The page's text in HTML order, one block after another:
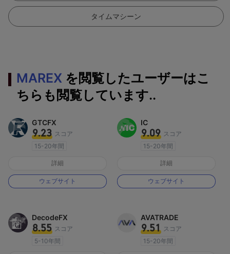
タイムマシーン
MAREX を閲覧したユーザーはこ
ちらも閲覧しています..
GTCFX
9.23 スコア
15-20年間
MT4フルライセンス
詳細
ウェブサイト
IC
9.09 スコア
15-20年間
MT4フルライセンス
詳細
ウェブサイト
DecodeFX
8.55 スコア
5-10年間
AVATRADE
9.51 スコア
15-20年間